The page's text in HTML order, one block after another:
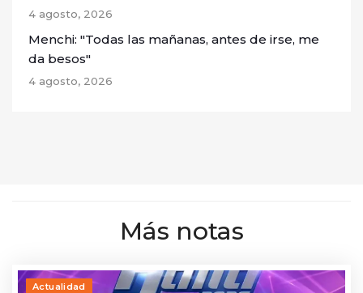
4 agosto, 2026
Menchi: "Todas las mañanas, antes de irse, me
da besos"
4 agosto, 2026
Más notas
Actualidad